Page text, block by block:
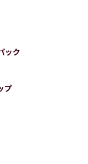
ック
プ